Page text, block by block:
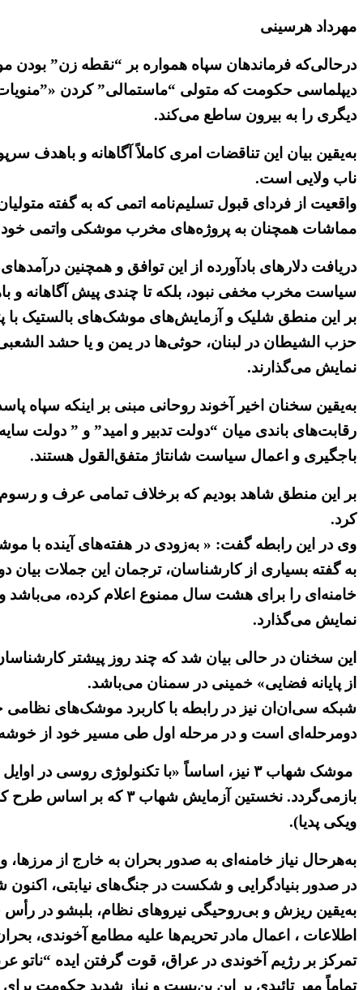
مهرداد هرسینی
درحالی‌که فرماندهان سپاه همواره بر “نقطه زن”
دیپلماسی حکومت که متولی “ماستمالی” کردن
دیگری را به بیرون ساطع می‌کند.
به‌یقین بیان این تناقضات امری کاملاً آگاهانه و
ناب ولایی است.
واقعیت از فردای قبول تسلیم‌نامه اتمی که به گفته
مماشات همچنان به پروژه‌های مخرب موشکی واتمی خود
دریافت دلارهای بادآورده از این توافق و همچنین
سیاست مخرب مخفی نبود، بلکه تا چندی پیش آگاهانه
بر این منطق شلیک و آزمایش‌های موشک‌های بالستیک با
حزب الشیطان در لبنان، حوثی‌ها در یمن و یا حشد
نمایش می‌گذارند.
به‌یقین سخنان اخیر آخوند روحانی مبنی بر اینکه سپاه
رقابت‌های باندی میان “دولت تدبیر و امید” و ” دولت
باجگیری و اعمال سیاست شانتاژ متفق‌القول هستند.
بر این منطق شاهد بودیم که برخلاف تمامی عرف و رسوم
کرد.
وی در این رابطه گفت: « به‌زودی در هفته‌های آینده با
خامنه‌ای را برای هشت سال ممنوع اعلام کرده، می‌باشد
نمایش می‌گذارد.
این سخنان در حالی بیان شد که چند روز پیشتر
از پایانه فضایی» خمینی در سمنان می‌باشد.
شبکه سی‌ان‌ان نیز در رابطه با کاربرد موشک‌های نظامی
دومرحله‌ای است و در مرحله اول طی مسیر خود از خوشه‌ای از
ویکی پدیا).
به‌هرحال نیاز خامنه‌ای به صدور بحران به خارج از
در صدور بنیادگرایی و شکست در جنگ‌های نیابتی،
به‌یقین ریزش و بی‌روحیگی نیروهای نظام، بلبشو در رأس
اطلاعات ، اعمال مادر تحریم‌ها علیه مطامع آخوندی،
تمرکز بر رژیم آخوندی در عراق، قوت گرفتن ایده “ناتو
تماماً مهر تائیدی بر این بن‌بست و نیاز شدید حکومت